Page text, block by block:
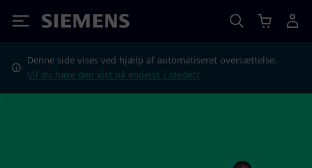
Siemens
Denne side vises ved hjælp af automatiseret oversættelse.
Vil du have den vist på engelsk i stedet?